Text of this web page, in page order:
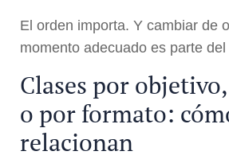
El orden importa. Y cambiar de
momento adecuado es parte
Clases por
o por formato:
relacionan